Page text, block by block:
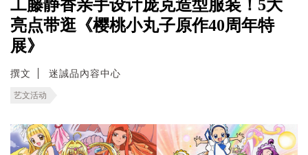
工藤静香亲手设计庞克造型服装！5大
亮点带逛《樱桃小丸子原作40周年特
展》
撰文 迷誠品內容中心
艺文活动